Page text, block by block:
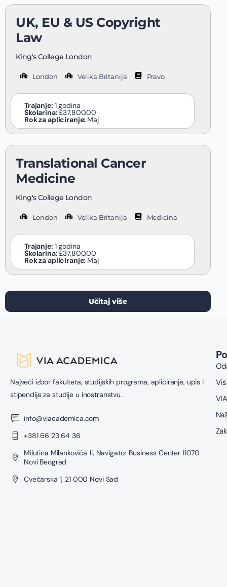
UK, EU & US Copyright
Law
King's College London
London Velika Britanija Pravo
Trajanje: 1 godina
Školarina:£37,800.00
Rok za apliciranje: Maj
Translational Cancer
Medicine
King's College London
London Velika Britanija Medicina
Trajanje: 1 godina
Školarina:£37,800.00
Rok za apliciranje: Maj
Učitaj više
Najveći izbor fakulteta, studijskih programa, apliciranje, upis i
stipendije za studije u inostranstvu.
info@viacademica.com
+381 66 23 64 36
Milutina Milankovića 1i, Navigator Business Center 11070
Novi Beograd
Cvećarska 1, 21 000 Novi Sad